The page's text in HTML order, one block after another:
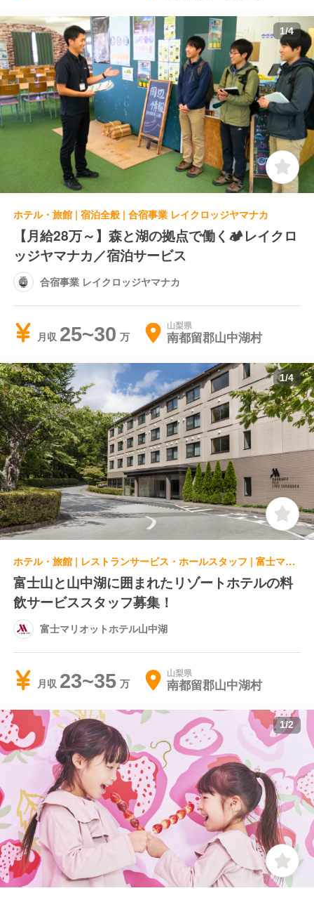
1/4
ホテル・旅館 | 宿泊全般 | 合宿事業 レイクロッジヤマナカ
【月給28万～】森と湖の拠点で働く🏕️レイクロ
ッジヤマナカ／宿泊サービス
合宿事業 レイクロッジヤマナカ
月収 25~30 山梨県
南都留郡山中湖村
1/4
ホテル・旅館 | レストランサービス・ホールスタッフ | 富士マリオットホテル山中湖
富士山と山中湖に囲まれたリゾートホテルの料
飲サービススタッフ募集！
富士マリオットホテル山中湖
月収 23~35 山梨県
南都留郡山中湖村
1/2